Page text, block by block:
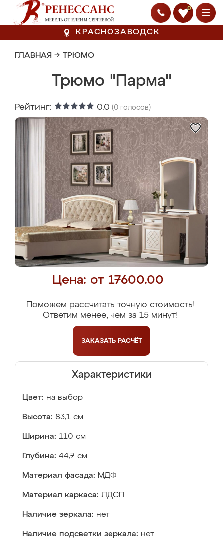
0
КРАСНОЗАВОДСК
ГЛАВНАЯ → ТРЮМО
Трюмо "Парма"
Рейтинг: 0.0 (0 голосов)
Цена: от 17600.00
Поможем рассчитать точную стоимость!
Ответим менее, чем за 15 минут!
ЗАКАЗАТЬ РАСЧЁТ
Характеристики
Цвет: на выбор
Высота: 83,1 см
Ширина: 110 см
Глубина: 44,7 см
Материал фасада: МДФ
Материал каркаса: ЛДСП
Наличие зеркала: нет
Наличие подсветки зеркала: нет